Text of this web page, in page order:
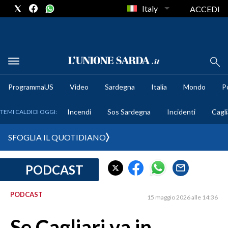
METEO
CRONACA SARDEGNA
Italy ACCEDI
ProgrammaUS Video Sardegna Italia Mondo
TEMI CALDI DI OGGI: Incendi Sos Sardegna Incidenti
SFOGLIA IL QUOTIDIANO
PODCAST
PODCAST 15 maggio 2026 alle 14:36